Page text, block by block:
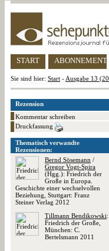
START ABONNEMENT
Sie sind hier: Start - Ausgabe 13
Rezension
Kommentar schreiben
Druckfassung
Thematisch verwandte
Rezensionen:
Bernd Sösemann /
Gregor Vogt-Spira
(Hgg.): Friedrich der
Große in Europa.
Geschichte einer wechselvollen
Beziehung, Stuttgart: Franz
Steiner Verlag 2012
Tillmann Bendikowski:
Friedrich der Große,
München: C.
Bertelsmann 2011